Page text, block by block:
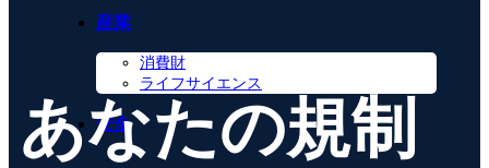
産業
消費財
ライフサイエンス
安全
あなたの規制